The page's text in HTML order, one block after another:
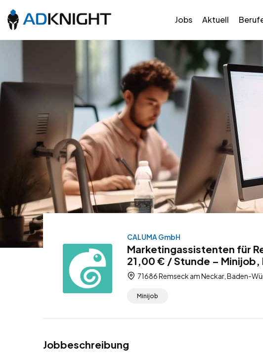
Jobs Aktuell
CALUMA GmbH
Marketingassistenten für
21,00 € / Stunde –
71686 Remseck am Neckar, Baden-
Minijob
Jobbeschreibung